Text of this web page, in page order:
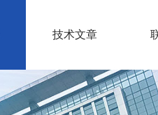
技术文章